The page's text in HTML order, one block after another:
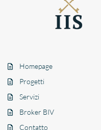
Homepage
Progetti
Servizi
Broker BIV
Contatto